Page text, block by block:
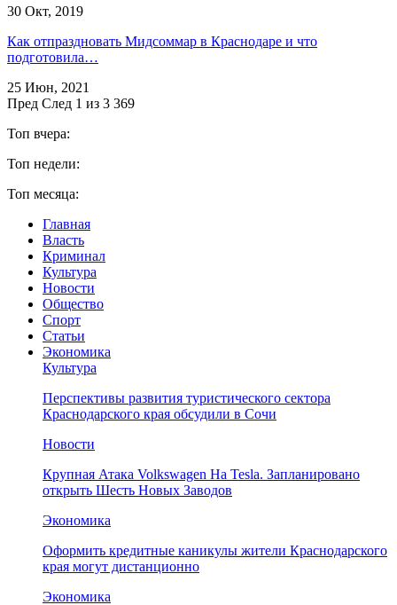
30 Окт, 2019
Как отпраздновать Мидсоммар в Краснодаре и что
подготовила…
25 Июн, 2021
Пред След 1 из 3 369
Топ вчера:
Топ недели:
Топ месяца:
Главная
Власть
Криминал
Культура
Новости
Общество
Спорт
Статьи
Экономика
Культура
Перспективы развития туристического сектора
Краснодарского края обсудили в Сочи
Новости
Крупная Атака Volkswagen На Tesla. Запланировано
открыть Шесть Новых Заводов
Экономика
Оформить кредитные каникулы жители Краснодарского
края могут дистанционно
Экономика